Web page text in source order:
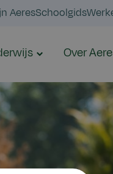
AeresSchoolgids
Over